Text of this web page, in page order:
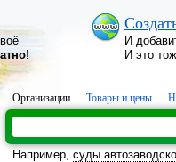
!
И
И это
Организации Товары и цены
Например, суды